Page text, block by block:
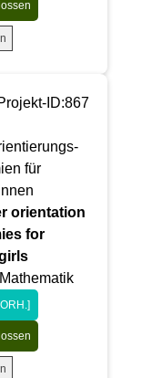
ID:867
für
orientation
for